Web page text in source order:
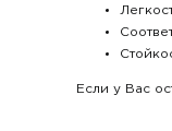
Если у Вас